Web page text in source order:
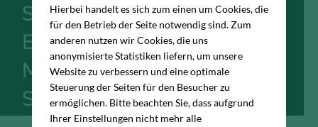
SOFTWAREENTWICKLER
EURODATA PROPEP
MIETET BÜROFLÄCHE IN
STUTTGART
Hierbei handelt es sich zum einen um Cookies, die
für den Betrieb der Seite notwendig sind. Zum
anderen nutzen wir Cookies, die uns
anonymisierte Statistiken liefern, um unsere
Website zu verbessern und eine optimale
Steuerung der Seiten für den Besucher zu
ermöglichen. Bitte beachten Sie, dass aufgrund
Ihrer Einstellungen nicht mehr alle